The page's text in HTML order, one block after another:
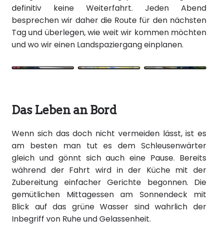
definitiv keine Weiterfahrt. Jeden Abend
besprechen wir daher die Route für den nächsten
Tag und überlegen, wie weit wir kommen möchten
und wo wir einen Landspaziergang einplanen.
Das Leben an Bord
Wenn sich das doch nicht vermeiden lässt, ist es
am besten man tut es dem Schleusenwärter
gleich und gönnt sich auch eine Pause. Bereits
während der Fahrt wird in der Küche mit der
Zubereitung einfacher Gerichte begonnen. Die
gemütlichen Mittagessen am Sonnendeck mit
Blick auf das grüne Wasser sind wahrlich der
Inbegriff von Ruhe und Gelassenheit.